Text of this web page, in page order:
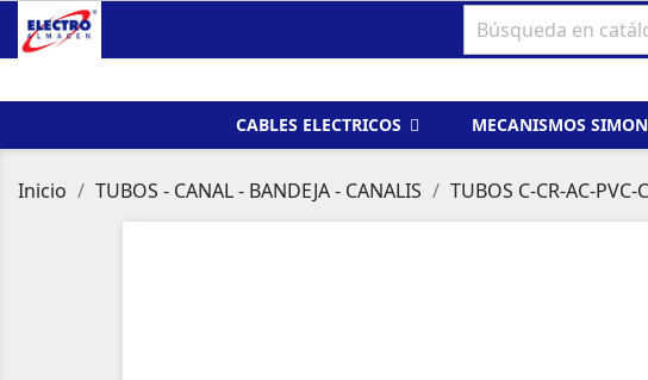
CABLES ELECTRICOS MECANISMOS SIMON
Inicio TUBOS - CANAL - BANDEJA - CANALIS TUBOS C-CR-AC-PVC-